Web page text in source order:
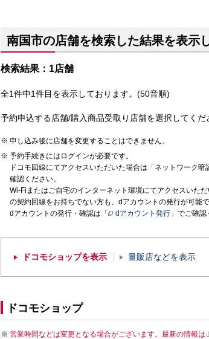
南国市の店舗を検索した結果を表示
検索結果：1店舗
全1件中1件目を表示しております。(50音順)
予約申込する店舗/購入商品受取り店舗を選択してくだ
申し込み後に店舗を変更することはできません。
予約手続きにはログインが必要です。
ドコモ回線にてアクセスいただいた場合は「ネットワーク
確認ください。
Wi-Fiまたはご自宅のインターネット環境にてアクセスいた
の契約回線をお持ちでない方も、dアカウントの発行が可能で
dアカウントの発行・確認は「
dアカウント発行 」でご確認
ドコモショップを表示 量販店などを表示
ドコモショップ
営業時間などは変更となる場合がございます。最新の情報は